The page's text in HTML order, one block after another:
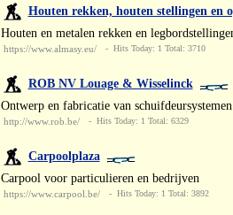
Houten rekken, houten stellingen en
Houten en metalen rekken en
https://www.almasy.eu/ - Hits Today: 1 Total: 3710
ROB NV Louage & Wisselinck
Ontwerp en fabricatie van
http://www.rob.be/ - Hits Today: 1 Total: 6329
Carpoolplaza
Carpool voor particulieren en bedrijven
https://www.carpool.be/ - Hits Today: 1 Total: 3892